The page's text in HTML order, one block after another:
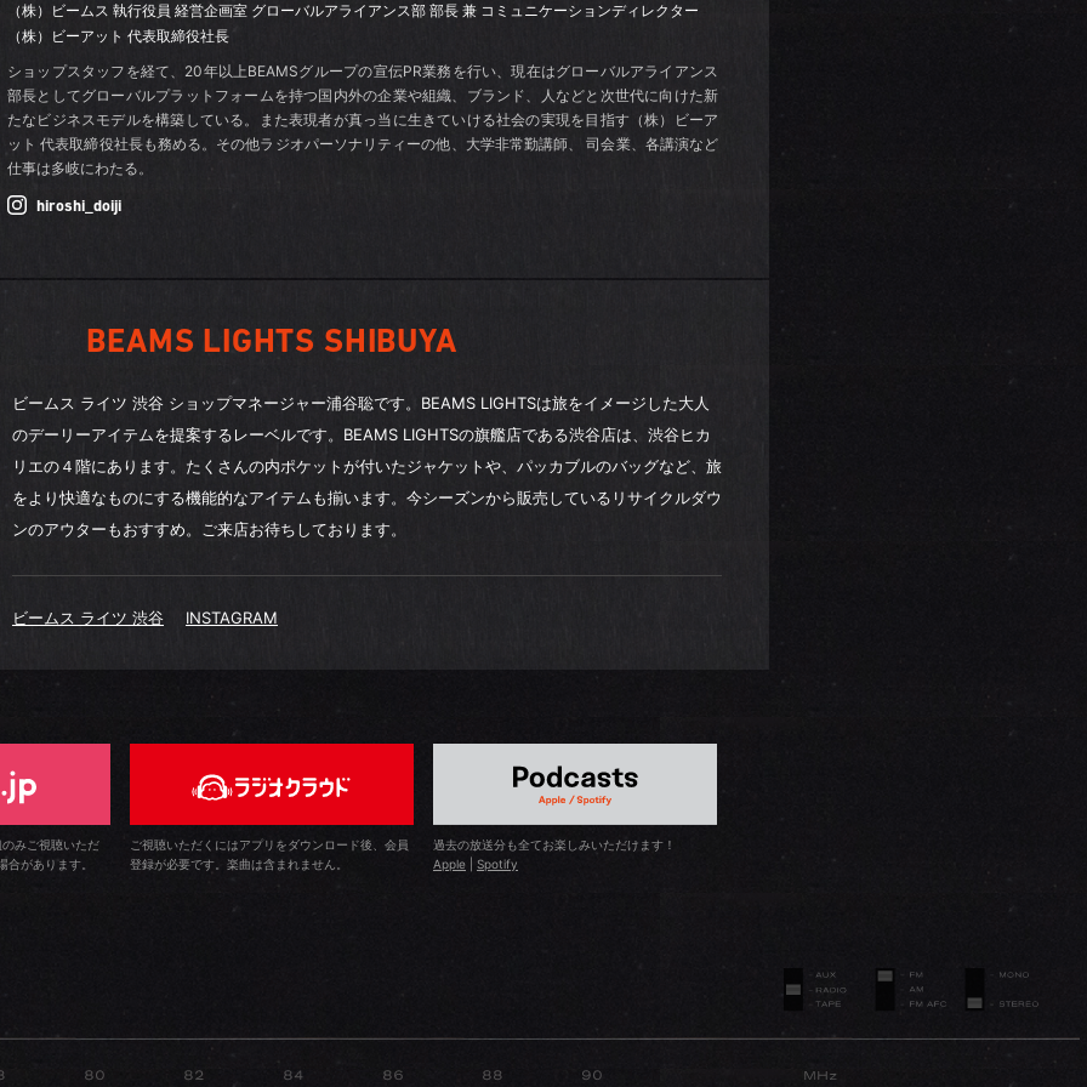
（株）ビームス 執行役員 経営企画室 グローバルアライアンス部 部長 兼 コミュニケーションディレクター
（株）ビーアット 代表取締役社長
ショップスタッフを経て、20年以上BEAMSグループの宣伝PR業務を行い、現在はグローバルアライアンス
部長としてグローバルプラットフォームを持つ国内外の企業や組織、ブランド、人などと次世代に向けた新
たなビジネスモデルを構築している。また表現者が真っ当に生きていける社会の実現を目指す（株）ビーア
ット 代表取締役社長も務める。その他ラジオパーソナリティーの他、大学非常勤講師、 司会業、各講演など
仕事は多岐にわたる。
hiroshi_doiji
BEAMS LIGHTS SHIBUYA
ビームス ライツ 渋谷 ショップマネージャー浦谷聡です。BEAMS LIGHTSは旅をイメージした大人
のデーリーアイテムを提案するレーベルです。BEAMS LIGHTSの旗艦店である渋谷店は、渋谷ヒカ
リエの４階にあります。たくさんの内ポケットが付いたジャケットや、パッカブルのバッグなど、旅
をより快適なものにする機能的なアイテムも揃います。今シーズンから販売しているリサイクルダウ
ンのアウターもおすすめ。ご来店お待ちしております。
ビームス ライツ 渋谷 INSTAGRAM
みご視聴いただ
があります。
ご視聴いただくにはアプリをダウンロード後、会員
登録が必要です。楽曲は含まれません。
過去の放送分も全てお楽しみいただけます！
Apple
Spotify